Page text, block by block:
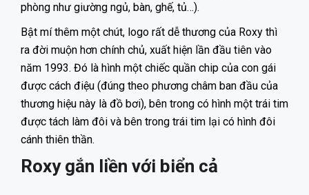
phòng như giường ngủ, bàn, ghế, tủ…).
Bật mí thêm một chút, logo rất dễ thương của Roxy thì
ra đời muộn hơn chính chủ, xuất hiện lần đầu tiên vào
năm 1993. Đó là hình một chiếc quần chip của con gái
được cách điệu (đúng theo phương châm ban đầu của
thương hiệu này là đồ bơi), bên trong có hình một trái tim
được tách làm đôi và bên trong trái tim lại có hình đôi
cánh thiên thần.
Roxy gắn liền với biển cả